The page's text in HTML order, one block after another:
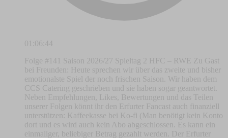
01:06:44
Folge #141 Saison 2026/27 Spieltag 2 HFC – RWE Zu Gast
bei Freunden: Heute sprechen wir über das zweite und bisher
emotionalste Spiel der noch frischen Saison. Wir haben dem
CCS Catering geschrieben und sie haben sogar geantwortet.
Neben Empfehlungen, Likes, Bewertungen und das Teilen
unserer Folgen könnt ihr den Erfurter Fancast auch finanziell
unterstützen: Kaffeekasse bei Ko-fi (Man benötigt kein Konto
dort und es wird auch kein Abo abgeschlossen. Es kann ein
einmaliger, beliebiger Betrag gezahlt werden. Der Erfurter